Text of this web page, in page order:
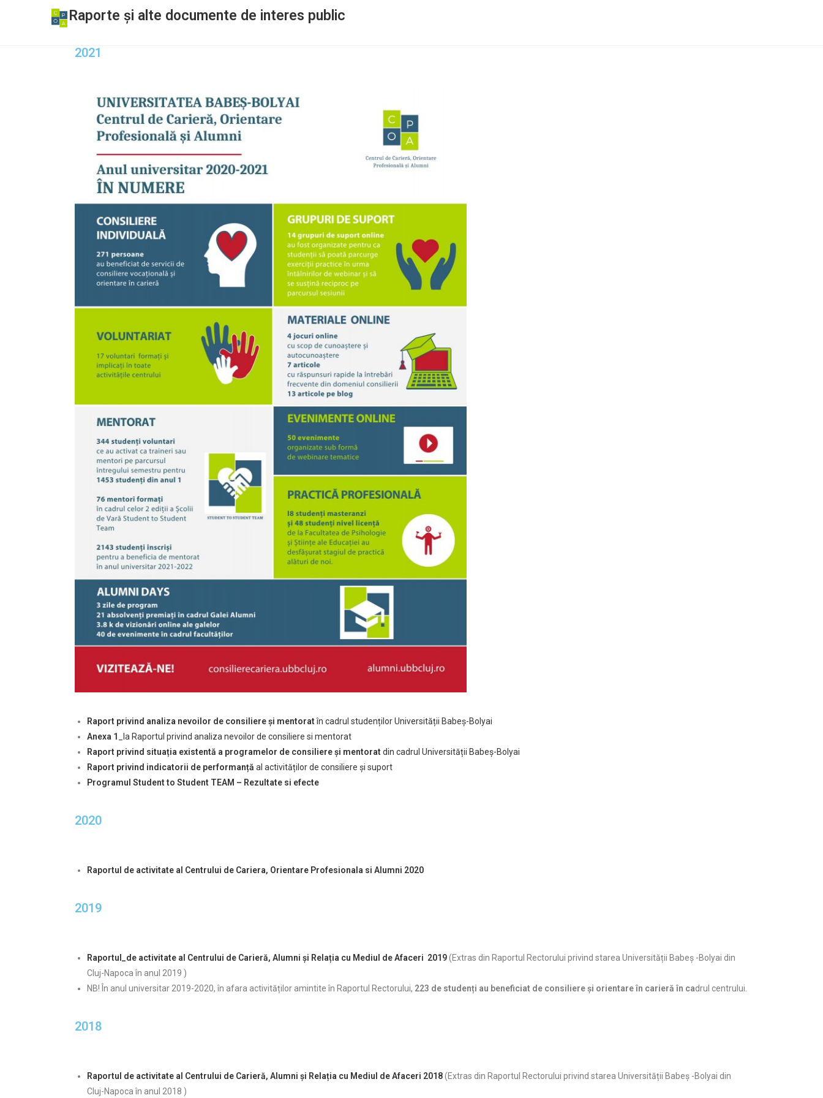
Raporte și alte documente de interes public
2021
Raport privind analiza nevoilor de consiliere și mentoratîn cadrul studenților Universității Babeș-Bolyai
Anexa 1
_la Raportul privind analiza nevoilor de consiliere si mentorat
Raport privind situația existentă a programelor de consiliere și mentorat din cadrul Universității Babeș-Bolyai
Raport privind indicatorii de performanță al activităților de consiliere și suport
Programul Student to Student TEAM – Rezultate si efecte
2020
Raportul de activitate al Centrului de Cariera, Orientare Profesionala si Alumni 2020
2019
Raportul_de activitate al Centrului de Carieră, Alumni și Relația cu Mediul de Afaceri 2019(Extras din Raportul Rectorului privind starea Universității Babeș -Bolyai din
Cluj-Napoca în anul 2019 )
NB! În anul universitar 2019-2020, în afara activităților amintite în Raportul Rectorului, 223 de studenți au beneficiat de consiliere și orientare în carieră în cadrul centrului.
2018
Raportul de activitate al Centrului de Carieră, Alumni și Relația cu Mediul de Afaceri 2018(Extras din Raportul Rectorului privind starea Universității Babeș -Bolyai din
Cluj-Napoca în anul 2018 )